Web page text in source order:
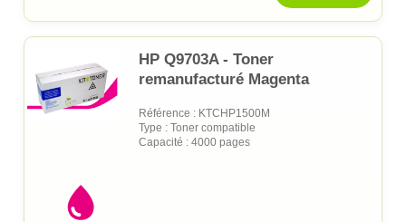
HP Q9703A - Toner
remanufacturé Magenta
Référence : KTCHP1500M
Type : Toner compatible
Capacité : 4000 pages